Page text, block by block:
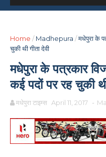
Home / Madhepura /मधेपुरा के
चुकी थी गीता देवी
मधेपुरा के पत्रकार
कई पदों पर रह चुकी
मधेपुरा टाइम्स April 11, 2017 -